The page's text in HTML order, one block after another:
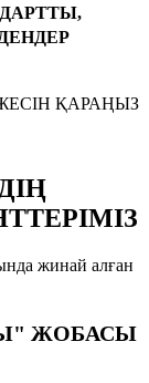
ҚАРАҢЫЗ
жинай алған
ЖОБАСЫ